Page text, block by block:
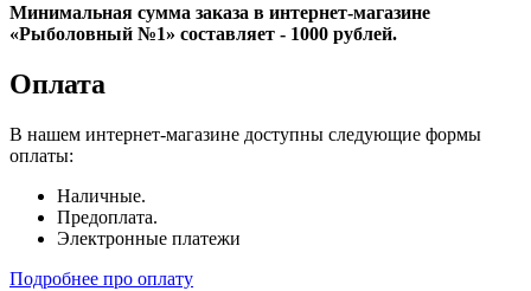
Минимальная сумма заказа в интернет-магазине
«Рыболовный №1» составляет - 1000 рублей.
Оплата
В нашем интернет-магазине доступны следующие формы
оплаты:
Наличные.
Предоплата.
Электронные платежи
Подробнее про оплату